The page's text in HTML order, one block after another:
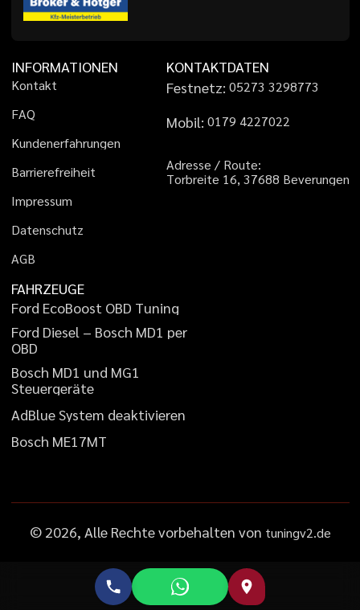
INFORMATIONEN
Kontakt
FAQ
Kundenerfahrungen
Barrierefreiheit
Impressum
Datenschutz
AGB
KONTAKTDATEN
Festnetz: 05273 3298773
Mobil: 01 79 4227022
Adresse / Route:
Torbreite 16, 37688 Beverungen
FAHRZEUGE
Ford EcoBoost OBD Tuning
Ford Diesel – Bosch MD1 per
OBD
Bosch MD1 und MG1
Steuergeräte
AdBlueSystem deaktivieren
Bosch ME17MT
© 2026, Alle Rechte vorbehalten von tuningv2.de